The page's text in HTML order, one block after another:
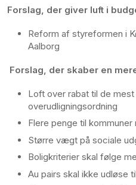
Forslag, der giver luft i
Reform af styreformen i
Aalborg
Forslag, der skaber en
Loft over rabat til de
overudligningsordning
Flere penge til
Større vægt på sociale
Boligkriterier skal følge
Au pairs skal ikke udløse